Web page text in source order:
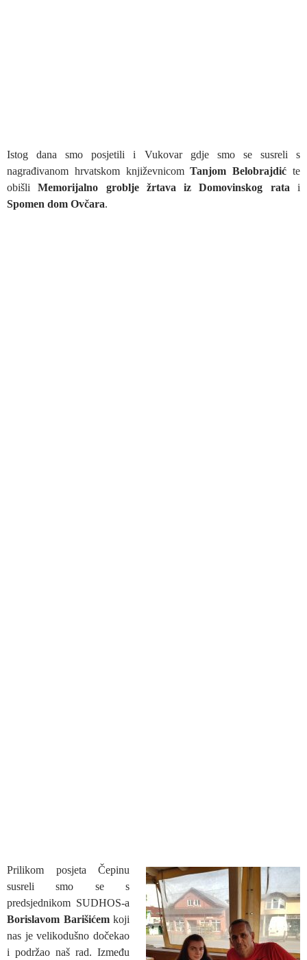
Istog dana smo posjetili i Vukovar gdje smo se susreli s
nagrađivanom hrvatskom književnicomTanjom Belobrajdić te
obišliMemorijalno groblje žrtava iz Domovinskog rata i
Spomen dom Ovčara.
Prilikom posjeta Čepinu
susreli smo se s
predsjednikom SUDHOS-a
Borislavom Barišićemkoji
nas je velikodušno dočekao
i podržao naš rad. Između